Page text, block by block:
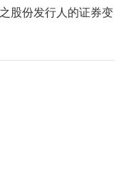
股份发行人的证券变